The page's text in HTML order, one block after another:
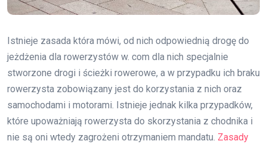
Istnieje zasada która mówi, od nich odpowiednią drogę do
jeżdżenia dla rowerzystów w. com dla nich specjalnie
stworzone drogi i ścieżki rowerowe, a w przypadku ich braku
rowerzysta zobowiązany jest do korzystania z nich oraz
samochodami i motorami. Istnieje jednak kilka przypadków,
które upoważniają rowerzysta do skorzystania z chodnika i
nie są oni wtedy zagrożeni otrzymaniem mandatu. Zasady